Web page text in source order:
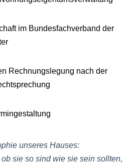
im Bundesfachverband der
Rechnungslegung nach der
unseres Hauses:
sie so sind wie sie sein sollten,